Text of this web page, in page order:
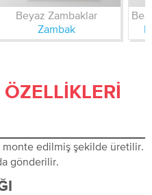
Beyaz Zambaklar
Zambak
monte edilmiş şekilde üretilir.
gönderilir.